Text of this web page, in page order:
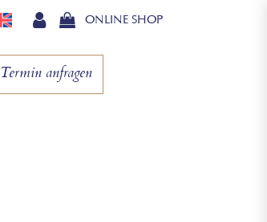
ONLINE SHOP
Termin anfragen